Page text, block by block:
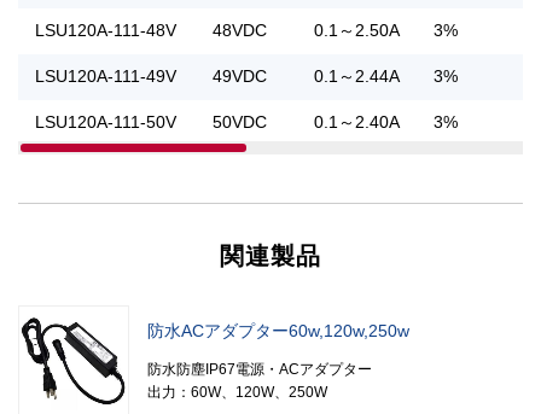
LSU120A-111-48V 48VDC 0.1～2.50A 3%
LSU120A-111-49V 49VDC 0.1～2.44A 3%
LSU120A-111-50V 50VDC 0.1～2.40A 3%
関連製品
防水ACアダプター60w,120w,250w
防水防塵IP67電源・ACアダプター
出力：60W、120W、250W